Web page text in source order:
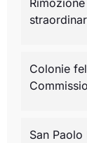
Colonie
San